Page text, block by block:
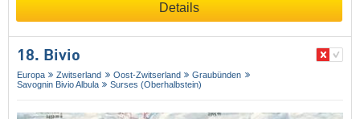
Details
18. Bivio
Europa Zwitserland Oost-Zwitserland
Graubünden
Savognin Bivio Albula
Surses (Oberhalbstein)